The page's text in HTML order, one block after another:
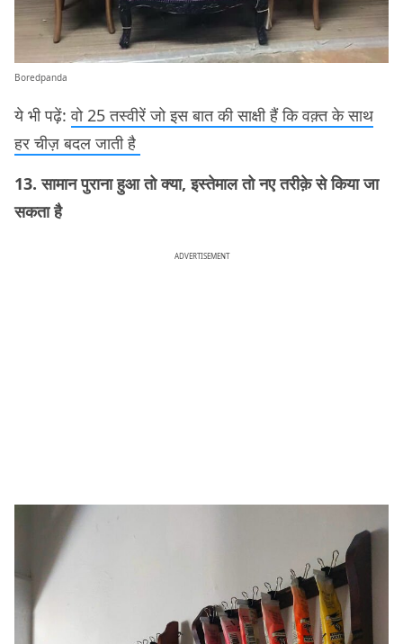
Boredpanda
ये भी पढ़ें:वो 25 तस्वीरें जो इस बात की साक्षी हैं कि वक़्त के साथ
हर चीज़ बदल जाती है
13. सामान पुराना हुआ तो क्या, इस्तेमाल तो नए तरीक़े से किया जा
सकता है
ADVERTISEMENT